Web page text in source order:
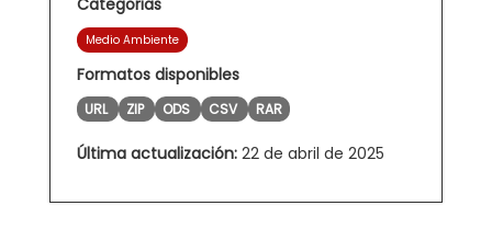
Medio Ambiente
Formatos disponibles
URL ZIP ODS CSV RAR
Última actualización: 22 de abril de 2025